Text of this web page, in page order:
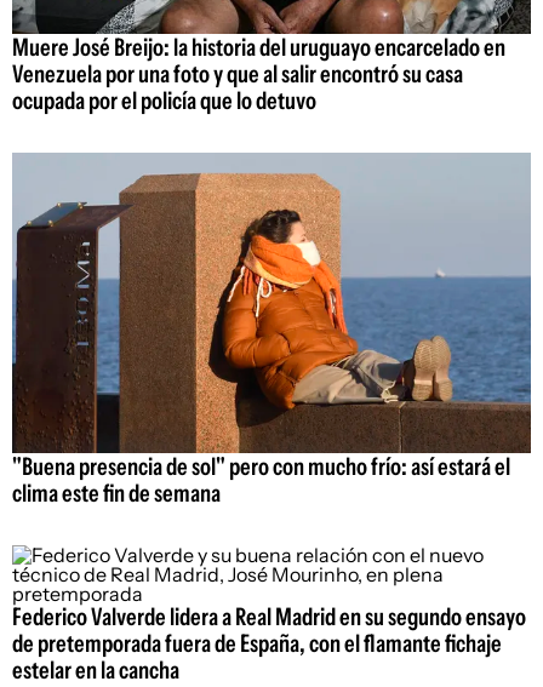
Muere José Breijo: la historia del uruguayo encarcelado en
Venezuela por una foto y que al salir encontró su casa
ocupada por el policía que lo detuvo
"Buena presencia de sol" pero con mucho frío: así estará el
clima este fin de semana
Federico Valverde lidera a Real Madrid en su segundo ensayo
de pretemporada fuera de España, con el flamante fichaje
estelar en la cancha